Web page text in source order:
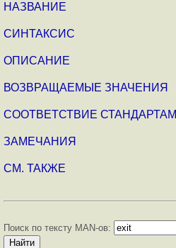
НАЗВАНИЕ
СИНТАКСИС
ОПИСАНИЕ
ВОЗВРАЩАЕМЫЕ ЗНАЧЕНИЯ
СООТВЕТСТВИЕ СТАНДАРТАМ
ЗАМЕЧАНИЯ
СМ. ТАКЖЕ
Поиск по тексту MAN-ов: